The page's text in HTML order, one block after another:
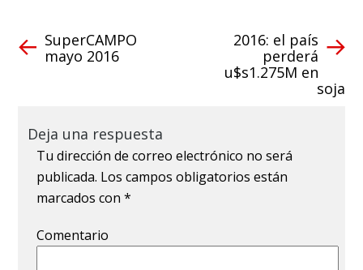
SuperCAMPO
mayo 2016
2016: el país
perderá
u$s1.275M en
soja
Deja una respuesta
Tu dirección de correo electrónico no será
publicada. Los campos obligatorios están
marcados con*
Comentario